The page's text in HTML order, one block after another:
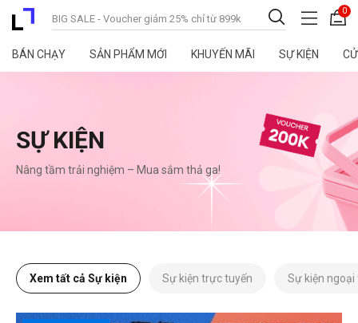
0
BÁN CHẠY SẢN PHẨM MỚI KHUYẾN MÃI SỰ KIỆN
SỰ KIỆN
Nâng tầm trải nghiệm – Mua sắm thả ga!
Xem tất cả Sự kiện Sự kiện trực tuyến Sự kiện ngoại